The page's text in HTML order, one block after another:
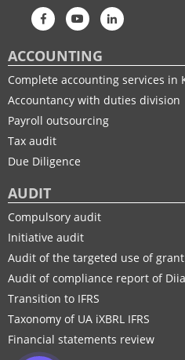
ACCOUNTING
Complete accounting services in
Accountancy with duties division
Payroll outsourcing
Tax audit
Due Diligence
AUDIT
Compulsory audit
Initiative audit
Audit of the targeted use of
Audit of compliance report of
Transition to IFRS
Taxonomy of UA іXBRL IFRS
Financial statements review